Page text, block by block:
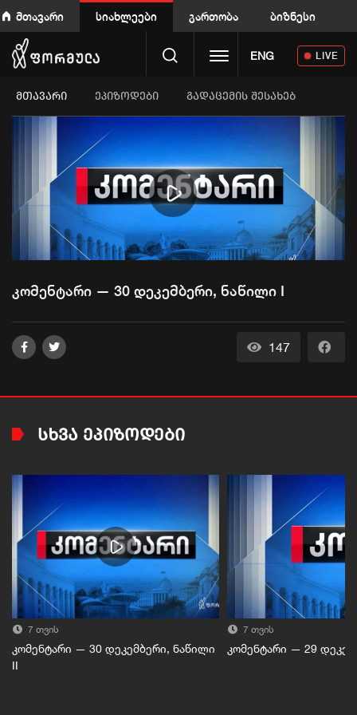
მთავარი სიახლეები გართობა ბიზნესი
Toggle navigation
ENG LIVE
ᲛᲗᲐᲕᲐᲠᲘ ეპიზოდები გადაცემის შესახებ
Play
Video
კომენტარი — 30 დეკემბერი, ნაწილი I
147
ᲡᲮᲕᲐ ᲔᲞᲘᲖᲝᲓᲔᲑᲘ
7 თვის
კომენტარი — 30 დეკემბერი, ნაწილი
II
7 თვის
კომენტარი — 29